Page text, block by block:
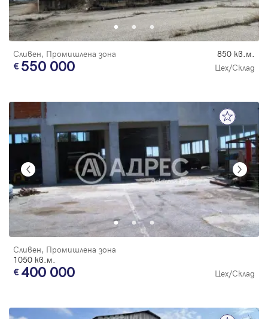
Сливен, Промишлена зона 850 кв.м.
550 000 Цех/Склад
Сливен, Промишлена зона
1050 кв.м.
400 000 Цех/Склад
Парола
Забравена парола
Регистрация